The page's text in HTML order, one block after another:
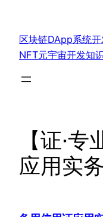
区块链DApp系统开
NFT元宇宙开发知
【证·
应用实务